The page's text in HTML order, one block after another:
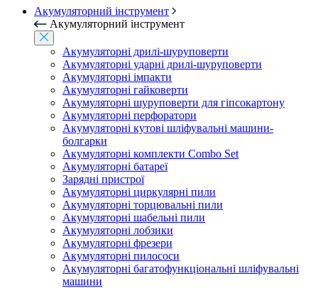
Акумуляторний інструмент
Акумуляторний інструмент
Акумуляторні дрилі-шуруповерти
Акумуляторні ударні дрилі-шуруповерти
Акумуляторні імпакти
Акумуляторні гайковерти
Акумуляторні шуруповерти для гіпсокартону
Акумуляторні перфоратори
Акумуляторні кутові шліфувальні машини-
болгарки
Акумуляторні комплекти Combo Set
Акумуляторні батареї
Зарядні пристрої
Акумуляторні циркулярні пили
Акумуляторні торцювальні пили
Акумуляторні шабельні пили
Акумуляторні лобзики
Акумуляторні фрезери
Акумуляторні пилососи
Акумуляторні багатофункціональні шліфувальні
машини